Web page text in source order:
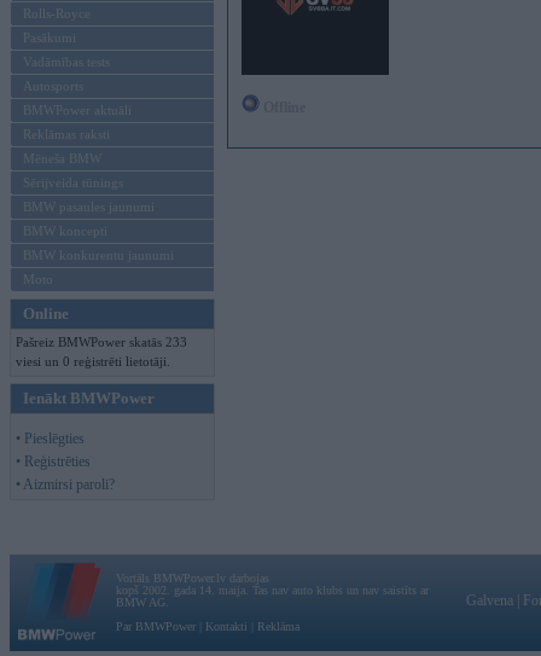
Rolls-Royce
Pasākumi
Vadāmības tests
Autosports
BMWPower aktuāli
Reklāmas raksti
Mēneša BMW
Sērijveida tūnings
BMW pasaules jaunumi
BMW koncepti
BMW konkurentu jaunumi
Moto
Online
Pašreiz BMWPower skatās 233
viesi un 0 reģistrēti lietotāji.
Ienākt BMWPower
• Pieslēgties
• Reģistrēties
• Aizmirsi paroli?
Vortāls BMWPower.lv darbojas
kopš 2002. gada 14. maija. Tas nav auto klubs un nav saistīts ar
BMW AG.
Par BMWPower
Kontakti Reklāma
Galvena